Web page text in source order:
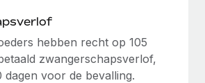
hebben recht op 105
zwangerschapsverlof,
voor de bevalling.